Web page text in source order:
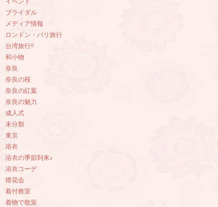
イベント
ブライダル
メディア情報
ロンドン・パリ旅行
台湾旅行‼︎
和小物
奈良
奈良の桜
奈良の紅葉
奈良の魅力
成人式
未分類
東京
浴衣
浴衣の季節到来♪
浴衣コーデ
燈花会
着付教室
着物で散策